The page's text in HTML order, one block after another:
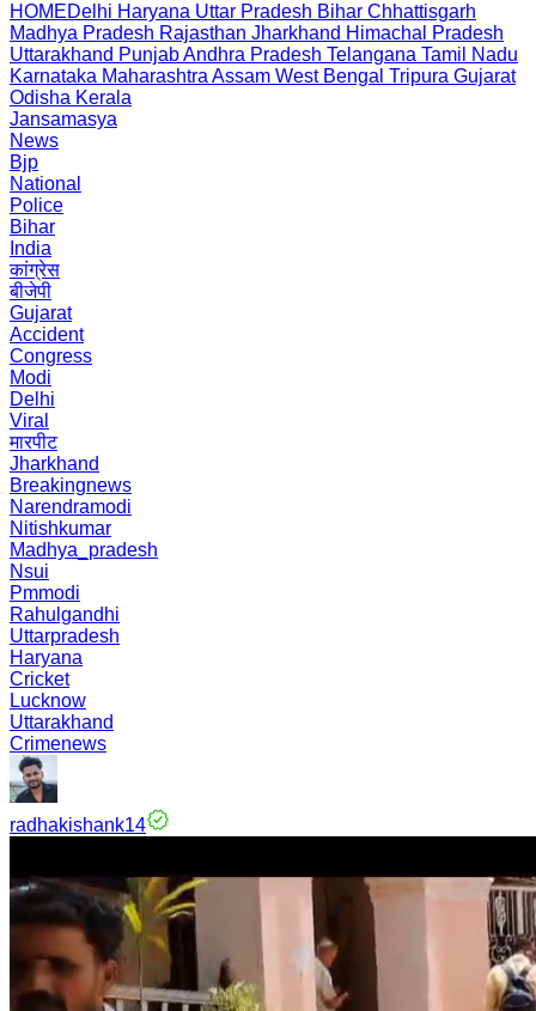
HOMEDelhi Haryana Uttar Pradesh Bihar Chhattisgarh
Madhya Pradesh Rajasthan Jharkhand Himachal Pradesh
Uttarakhand PunjabAndhra Pradesh Telangana Tamil Nadu
Karnataka Maharashtra Assam West Bengal Tripura Gujarat
Odisha Kerala
Jansamasya
News
Bjp
National
Police
Bihar
India
कांग्रेस
बीजेपी
Gujarat
Accident
Congress
Modi
Delhi
Viral
मारपीट
Jharkhand
Breakingnews
Narendramodi
Nitishkumar
Madhya_pradesh
Nsui
Pmmodi
Rahulgandhi
Uttarpradesh
Haryana
Cricket
Lucknow
Uttarakhand
Crimenews
radhakishank14